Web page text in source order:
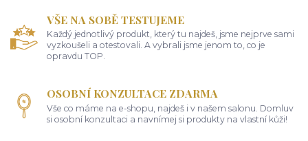
VŠE NA SOBĚ TESTUJEME
Každý jednotlivý produkt, který tu najdeš, jsme nejprve sami
vyzkoušeli a otestovali. A vybrali jsme jenom to, co je
opravdu TOP.
OSOBNÍ KONZULTACE ZDARMA
Vše co máme na e-shopu, najdeš i v našem salonu. Domluv
si osobní konzultaci a navnímej si produkty na vlastní kůži!